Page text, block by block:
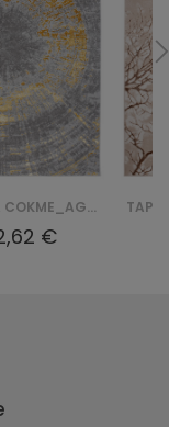
TAPIS N328A COKME_AGRI P_ PALERMO - ZŁOTY
€